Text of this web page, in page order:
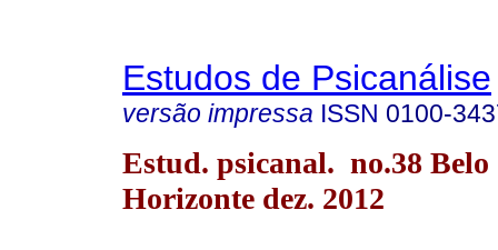
Estudos de Psicanálise
versão impressa ISSN 0100-
Estud. psicanal. no.38 Belo
Horizonte dez. 2012